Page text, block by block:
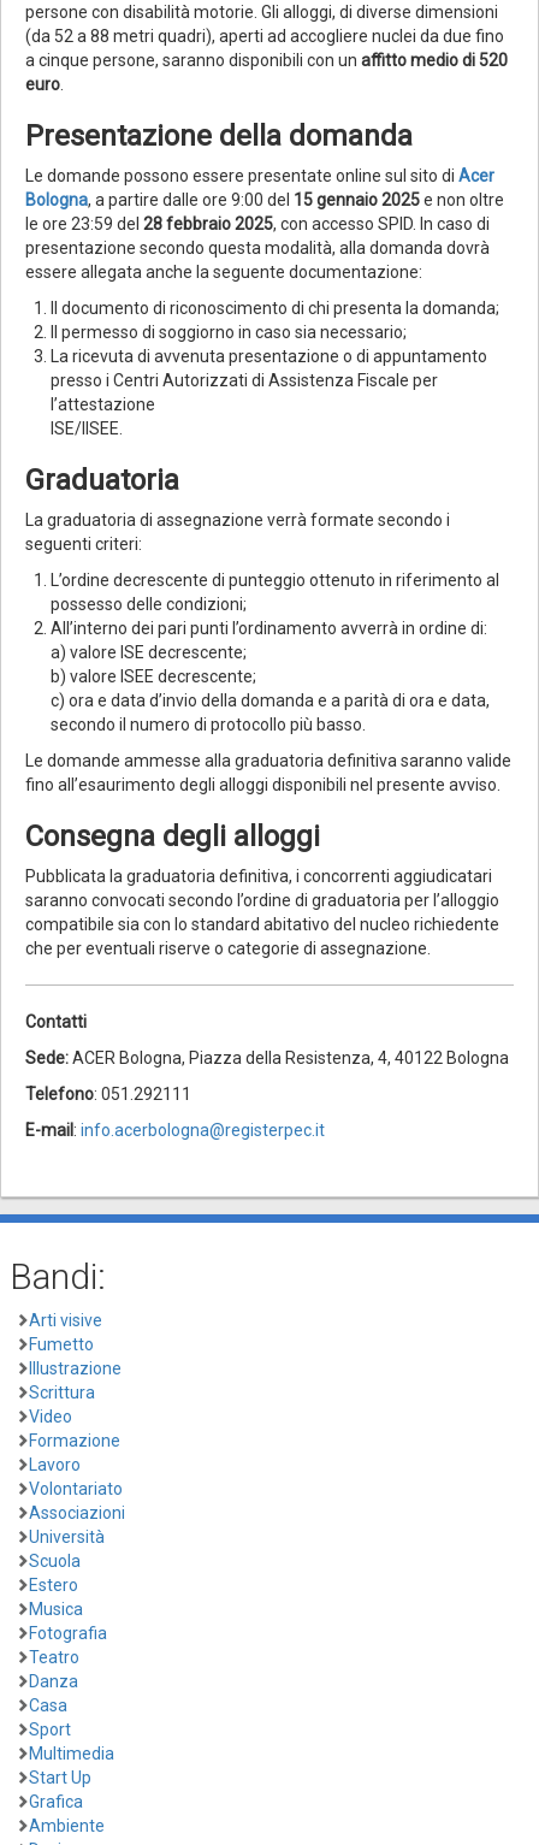
persone con disabilità motorie. Gli alloggi, di diverse dimensioni
(da 52 a 88 metri quadri), aperti ad accogliere nuclei da due fino
a cinque persone, saranno disponibili con un affitto medio di 520
euro.
Presentazione della domanda
Le domande possono essere presentate online sul sito di Acer
Bologna, a partire dalle ore 9:00 del 15 gennaio 2025e non oltre
le ore 23:59 del 28 febbraio 2025, con accesso SPID. In caso di
presentazione secondo questa modalità, alla domanda dovrà
essere allegata anche la seguente documentazione:
Il documento di riconoscimento di chi presenta la domanda;
Il permesso di soggiorno in caso sia necessario;
La ricevuta di avvenuta presentazione o di appuntamento
presso i Centri Autorizzati di Assistenza Fiscale per
l’attestazione
ISE/IISEE.
Graduatoria
La graduatoria di assegnazione verrà formate secondo i
seguenti criteri:
L’ordine decrescente di punteggio ottenuto in riferimento al
possesso delle condizioni;
All’interno dei pari punti l’ordinamento avverrà in ordine di:
a) valore ISE decrescente;
b) valore ISEE decrescente;
c) ora e data d’invio della domanda e a parità di ora e data,
secondo il numero di protocollo più basso.
Le domande ammesse alla graduatoria definitiva saranno valide
fino all’esaurimento degli alloggi disponibili nel presente avviso.
Consegna degli alloggi
Pubblicata la graduatoria definitiva, i concorrenti aggiudicatari
saranno convocati secondo l’ordine di graduatoria per l’alloggio
compatibile sia con lo standard abitativo del nucleo richiedente
che per eventuali riserve o categorie di assegnazione.
Contatti
Sede:ACER Bologna, Piazza della Resistenza, 4, 40122 Bologna
Telefono: 051.292111
E-mail : info.acerbologna@registerpec.it
Bandi:
Arti visive
Fumetto
Illustrazione
Scrittura
Video
Formazione
Lavoro
Volontariato
Associazioni
Università
Scuola
Estero
Musica
Fotografia
Teatro
Danza
Casa
Sport
Multimedia
Start Up
Grafica
Ambiente